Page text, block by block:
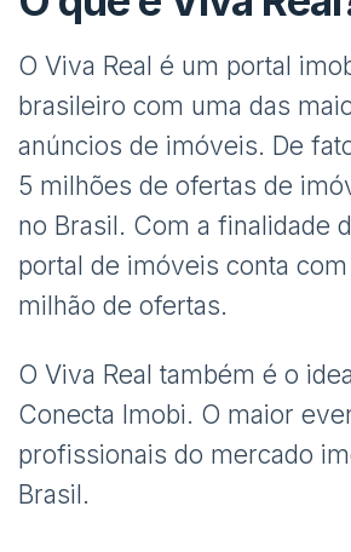
O Viva Real é um portal
brasileiro com uma das
anúncios de imóveis. De
5 milhões de ofertas de
no Brasil. Com a finalidade
portal de imóveis conta com
milhão de ofertas.
O Viva Real também é o
Conecta Imobi. O maior
profissionais do mercado
Brasil.